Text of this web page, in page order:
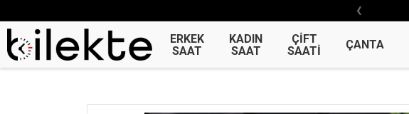
‹
ERKEK
SAAT
KADIN
SAAT
ÇİFT
SAATİ
ÇANTA
‹